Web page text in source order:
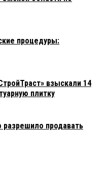
процедуры:
взыскали 14
плитку
продавать